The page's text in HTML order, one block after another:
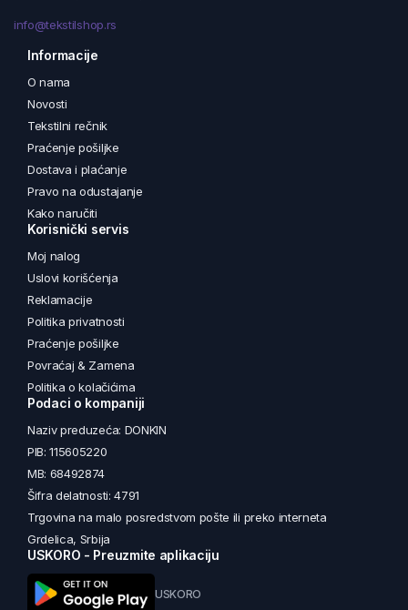
info@tekstilshop.rs
Informacije
O nama
Novosti
Tekstilni rečnik
Praćenje pošiljke
Dostava i plaćanje
Pravo na odustajanje
Kako naručiti
Korisnički servis
Moj nalog
Uslovi korišćenja
Reklamacije
Politika privatnosti
Praćenje pošiljke
Povraćaj & Zamena
Politika o kolačićima
Podaci o kompaniji
Naziv preduzeća: DONKIN
PIB: 115605220
MB: 68492874
Šifra delatnosti: 4791
Trgovina na malo posredstvom pošte ili preko interneta
Grdelica, Srbija
USKORO - Preuzmite aplikaciju
USKORO